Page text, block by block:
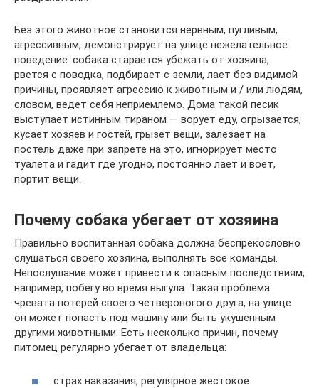
Без этого животное становится нервным, пугливым,
агрессивным, демонстрирует на улице нежелательное
поведение: собака старается убежать от хозяина,
рвется с поводка, подбирает с земли, лает без видимой
причины, проявляет агрессию к животным и / или людям,
словом, ведет себя неприемлемо. Дома такой песик
выступает истинным тираном — ворует еду, огрызается,
кусает хозяев и гостей, грызет вещи, залезает на
постель даже при запрете на это, игнорирует место
туалета и гадит где угодно, постоянно лает и воет,
портит вещи.
Почему собака убегает от хозяина
Правильно воспитанная собака должна беспрекословно
слушаться своего хозяина, выполнять все команды.
Непослушание может привести к опасным последствиям,
например, побегу во время выгула. Такая проблема
чревата потерей своего четвероногого друга, на улице
он может попасть под машину или быть укушенным
другими животными. Есть несколько причин, почему
питомец регулярно убегает от владельца:
страх наказания, регулярное жестокое